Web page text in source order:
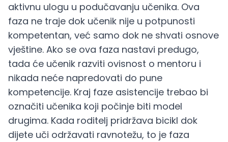
aktivnu ulogu u podučavanju učenika. Ova
faza ne traje dok učenik nije u potpunosti
kompetentan, već samo dok ne shvati osnove
vještine. Ako se ova faza nastavi predugo,
tada će učenik razviti ovisnost o mentoru i
nikada neće napredovati do pune
kompetencije. Kraj faze asistencije trebao bi
označiti učenika koji počinje biti model
drugima. Kada roditelj pridržava bicikl dok
dijete uči održavati ravnotežu, to je faza